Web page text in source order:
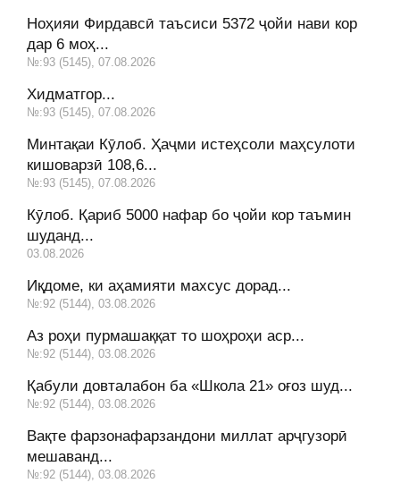
Ноҳияи Фирдавсӣ таъсиси 5372 ҷойи нави кор
дар 6 моҳ...
№:93 (5145), 07.08.2026
Хидматгор...
№:93 (5145), 07.08.2026
Минтақаи Кӯлоб. Ҳаҷми истеҳсоли маҳсулоти
кишоварзӣ 108,6...
№:93 (5145), 07.08.2026
Кӯлоб. Қариб 5000 нафар бо ҷойи кор таъмин
шуданд...
03.08.2026
Иқдоме, ки аҳамияти махсус дорад...
№:92 (5144), 03.08.2026
Аз роҳи пурмашаққат то шоҳроҳи аср...
№:92 (5144), 03.08.2026
Қабули довталабон ба «Школа 21» оғоз шуд...
№:92 (5144), 03.08.2026
Вақте фарзонафарзандони миллат арҷгузорӣ
мешаванд...
№:92 (5144), 03.08.2026